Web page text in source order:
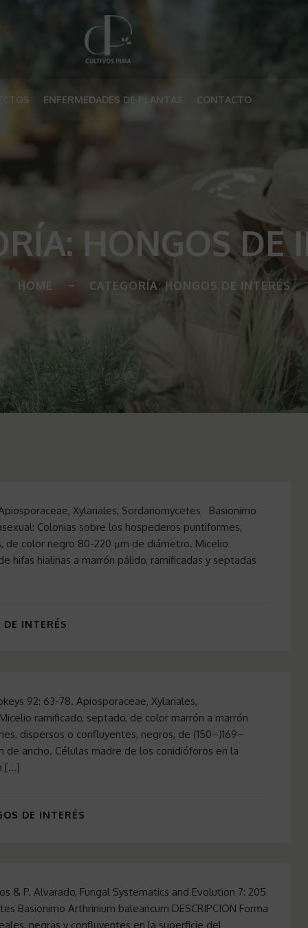
ENFERMEDADES DE PLANTAS CONTACTO
HONGOS DE
HOME CATEGORÍA: HONGOS DE INTERÉS
Xylariales, Sordariomycetes Basionimo
Colonias sobre los hospederos puntiformes,
de color negro 80-220 µm de diámetro. Micelio
hifas hialinas a marrón pálido, ramificadas y septadas
INTERÉS
92: 63-78. Apiosporaceae, Xylariales,
ramificado, septado, de color marrón a marrón
dispersos o confluyentes, negros, de (150–)169–
ancho. Células madre de los conidióforos en la
[…]
DE INTERÉS
& P. Alvarado, Fungal Systematics and Evolution 7: 205
Basionimo Arthrinium balearicum DESCRIPCION Forma
negras y confluyentes en la superficie del